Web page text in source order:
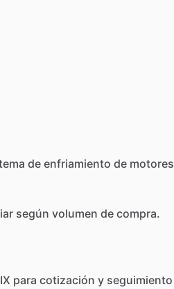
de enfriamiento de motores
según volumen de compra.
para cotización y seguimiento